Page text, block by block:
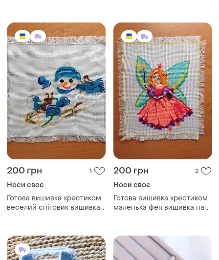
200 грн 1
Носи своє
Готова вишивка хрестиком
веселий сніговик вишивка
200 грн 2
Носи своє
Готова вишивка хрестиком
маленька фея вишивка на